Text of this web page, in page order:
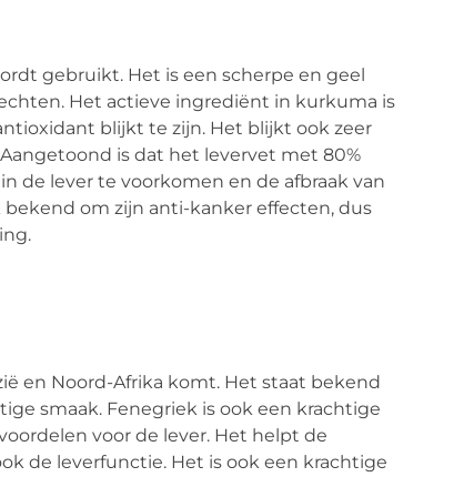
gebruikt. Het is een scherpe en geel
Het actieve ingrediënt in kurkuma is
blijkt te zijn. Het blijkt ook zeer
is dat het levervet met 80%
de lever te voorkomen en de afbraak van
om zijn anti-kanker effecten, dus
en Noord-Afrika komt. Het staat bekend
smaak. Fenegriek is ook een krachtige
voor de lever. Het helpt de
de leverfunctie. Het is ook een krachtige